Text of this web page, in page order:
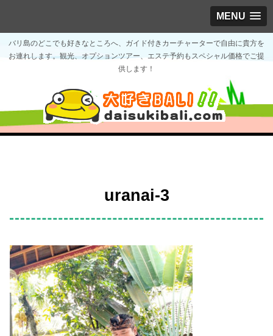
MENU
バリ島のどこでも好きなところへ、ガイド付きカーチャーターで自由に貴方を
お連れします。観光、オプションツアー、エステ予約もスペシャル価格でご提
供します！
uranai-3